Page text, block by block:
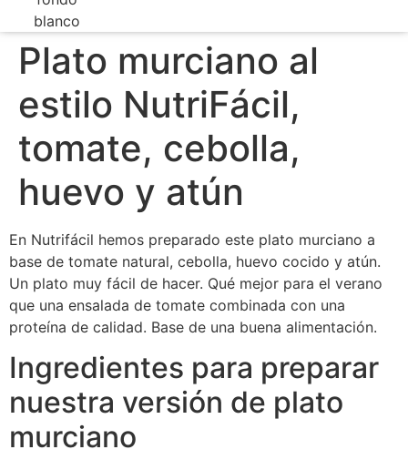
Plato murciano al
estilo NutriFácil,
tomate, cebolla,
huevo y atún
En Nutrifácil hemos preparado este plato murciano a
base de tomate natural, cebolla, huevo cocido y atún.
Un plato muy fácil de hacer. Qué mejor para el verano
que una ensalada de tomate combinada con una
proteína de calidad. Base de una buena alimentación.
Ingredientes para preparar
nuestra versión de plato
murciano